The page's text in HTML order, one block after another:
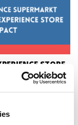
STORE
is live in
test!